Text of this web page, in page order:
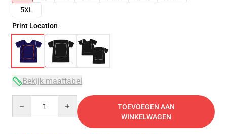
5XL
Print Location
Bekijk maattabel
TOEVOEGEN AAN
WINKELWAGEN